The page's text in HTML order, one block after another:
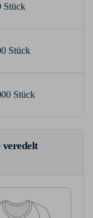
Stück
Stück
Stück
veredelt